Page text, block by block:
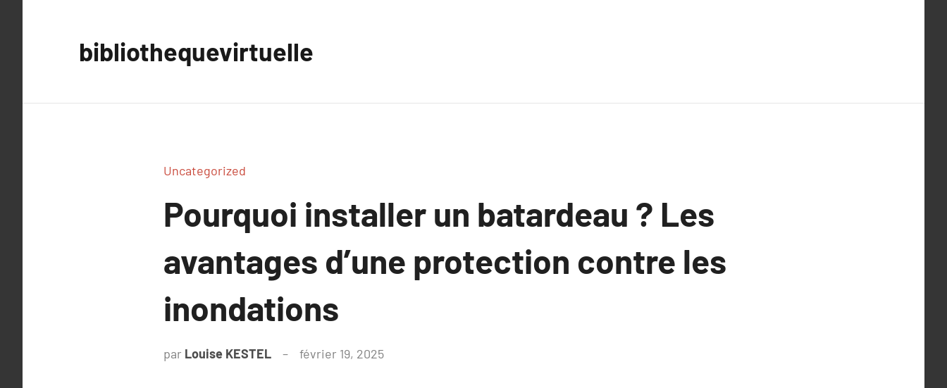
bibliothequevirtuelle
Uncategorized
Pourquoi installer un batardeau ? Les
avantages d’une protection contre les
inondations
par Louise KESTEL février 19, 2025